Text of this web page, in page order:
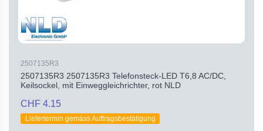
2507135R3
2507135R3 2507135R3 Telefonsteck-LED T6,8 AC/DC,
Keilsockel, mit Einweggleichrichter, rot NLD
CHF 4.15
Liefertermin gemäss Auftragsbestätigung